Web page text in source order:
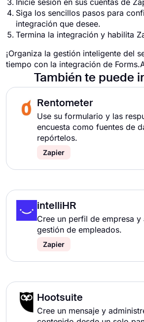
Inicie sesión en sus cuentas de
Siga los sencillos pasos para
integración que desee.
Termina la integración y habilita
¡Organiza la gestión inteligente del
tiempo con la integración de
También te puede
Rentometer
Use su formulario y las
encuesta como fuentes de
repórtelos.
Zapier
intelliHR
Cree un perfil de empresa y
gestión de empleados.
Zapier
Hootsuite
Cree un mensaje y